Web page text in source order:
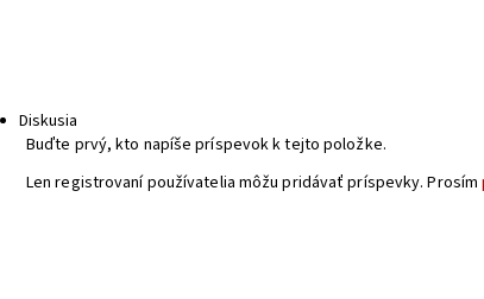
Diskusia
Buďte prvý, kto napíše príspevok k tejto položke.
Len registrovaní používatelia môžu pridávať príspevky. Prosím